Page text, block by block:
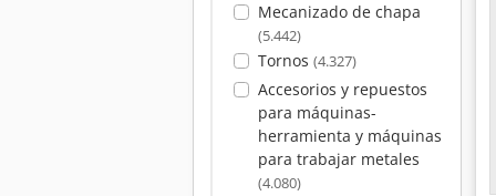
Mecanizado de chapa
(5.442)
Tornos (4.327)
Accesorios y repuestos
para máquinas-
herramienta y máquinas
para trabajar metales
(4.080)